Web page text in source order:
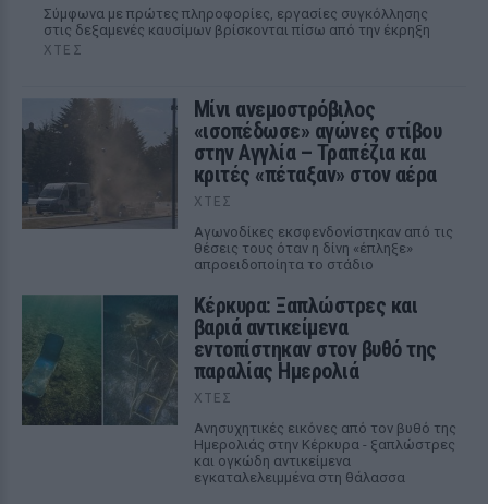
Σύμφωνα με πρώτες πληροφορίες, εργασίες συγκόλλησης
στις δεξαμενές καυσίμων βρίσκονται πίσω από την έκρηξη
ΧΤΕΣ
Μίνι ανεμοστρόβιλος
«ισοπέδωσε» αγώνες στίβου
στην Αγγλία – Τραπέζια και
κριτές «πέταξαν» στον αέρα
ΧΤΕΣ
Αγωνοδίκες εκσφενδονίστηκαν από τις
θέσεις τους όταν η δίνη «έπληξε»
απροειδοποίητα το στάδιο
Κέρκυρα: Ξαπλώστρες και
βαριά αντικείμενα
εντοπίστηκαν στον βυθό της
παραλίας Ημερολιά
ΧΤΕΣ
Ανησυχητικές εικόνες από τον βυθό της
Ημερολιάς στην Κέρκυρα - ξαπλώστρες
και ογκώδη αντικείμενα
εγκαταλελειμμένα στη θάλασσα